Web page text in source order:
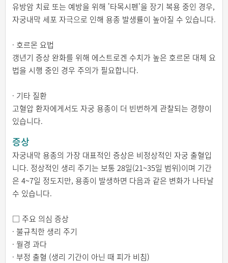
유방암 치료 또는 예방을 위해 '타목시펜'을 장기 복용 중인 경우,
자궁내막 세포 자극으로 인해 용종 발생률이 높아질 수 있습니다.
· 호르몬 요법
갱년기 증상 완화를 위해 에스트로겐 수치가 높은 호르몬 대체 요
법을 시행 중인 경우 주의가 필요합니다.
· 기타 질환
고혈압 환자에게서도 자궁 용종이 더 빈번하게 관찰되는 경향이
있습니다.
증상
자궁내막 용종의 가장 대표적인 증상은 비정상적인 자궁 출혈입
니다. 정상적인 생리 주기는 보통 28일(21~35일 범위)이며 기간
은 4~7일 정도지만, 용종이 발생하면 다음과 같은 변화가 나타날
수 있습니다.
□ 주요 의심 증상
· 불규칙한 생리 주기
· 월경 과다
· 부정 출혈 (생리 기간이 아닌 때 피가 비침)